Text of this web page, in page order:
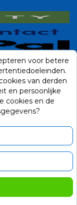
voor betere
van derden
en persoonlijke
cookies en de